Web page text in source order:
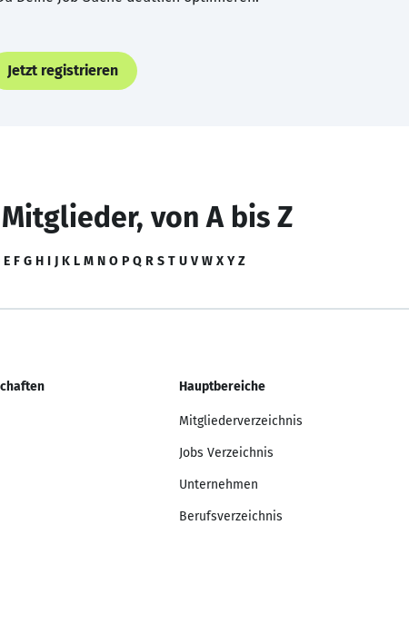
Jetzt registrieren
Mitglieder, von A bis Z
E F G H I J K L M N O P Q R S T U V W X Y Z
Hauptbereiche
Mitgliederverzeichnis
Jobs Verzeichnis
Unternehmen
Berufsverzeichnis